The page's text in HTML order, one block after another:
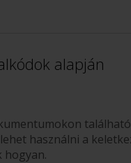
alapján
található
használni a
hogyan.